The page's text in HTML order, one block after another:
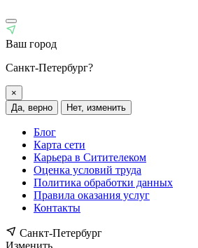
Ваш город
Санкт-Петербург?
×
Да, верно
Нет, изменить
Блог
Карта сети
Карьера в Ситителеком
Оценка условий труда
Политика обработки данных
Правила оказания услуг
Контакты
Санкт-Петербург
Изменить